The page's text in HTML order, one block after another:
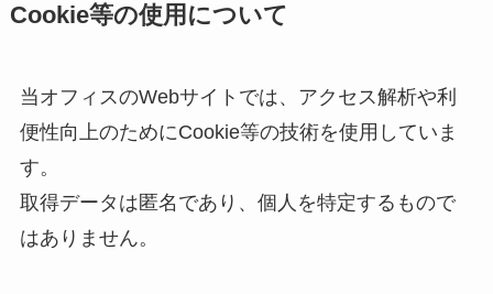
Cookie等の使用について
当オフィスのWebサイトでは、アクセス解析や利
便性向上のためにCookie等の技術を使用していま
す。
取得データは匿名であり、個人を特定するもので
はありません。